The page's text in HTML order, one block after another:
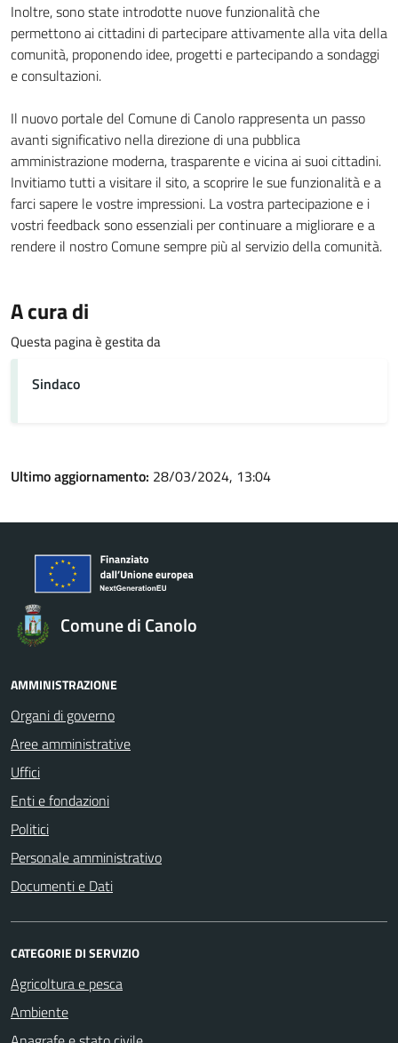
Inoltre, sono state introdotte nuove funzionalità che
permettono ai cittadini di partecipare attivamente alla vita della
comunità, proponendo idee, progetti e partecipando a sondaggi
e consultazioni.
Il nuovo portale del Comune di Canolo rappresenta un passo
avanti significativo nella direzione di una pubblica
amministrazione moderna, trasparente e vicina ai suoi cittadini.
Invitiamo tutti a visitare il sito, a scoprire le sue funzionalità e a
farci sapere le vostre impressioni. La vostra partecipazione e i
vostri feedback sono essenziali per continuare a migliorare e a
rendere il nostro Comune sempre più al servizio della comunità.
A cura di
Questa pagina è gestita da
Sindaco
Ultimo aggiornamento: 28/03/2024, 13:04
Comune di Canolo
AMMINISTRAZIONE
Organi di governo
Aree amministrative
Uffici
Enti e fondazioni
Politici
Personale amministrativo
Documenti e Dati
CATEGORIE DI SERVIZIO
Agricoltura e pesca
Ambiente